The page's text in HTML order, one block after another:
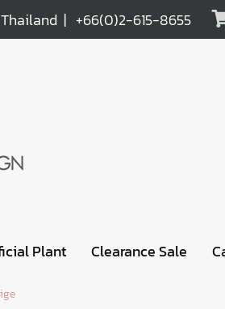
| +66(0)2-615-8655
Plant Clearance Sale